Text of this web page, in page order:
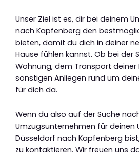
Unser Ziel ist es, dir bei deinem
nach Kapfenberg den
bieten, damit du dich in deiner
Hause fühlen kannst. Ob bei der
Wohnung, dem Transport deiner
sonstigen Anliegen rund um
für dich da.
Wenn du also auf der Suche
Umzugsunternehmen für deinen
Düsseldorf nach Kapfenberg
zu kontaktieren. Wir freuen uns